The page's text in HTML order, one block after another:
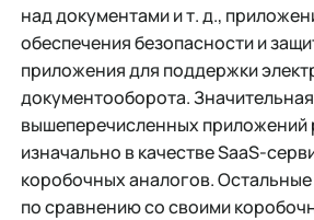
над документами и т. д.,
обеспечения безопасности и
приложения для поддержки
документооборота.
вышеперечисленных приложений
изначально в качестве SaaS-
коробочных аналогов.
по сравнению со своими